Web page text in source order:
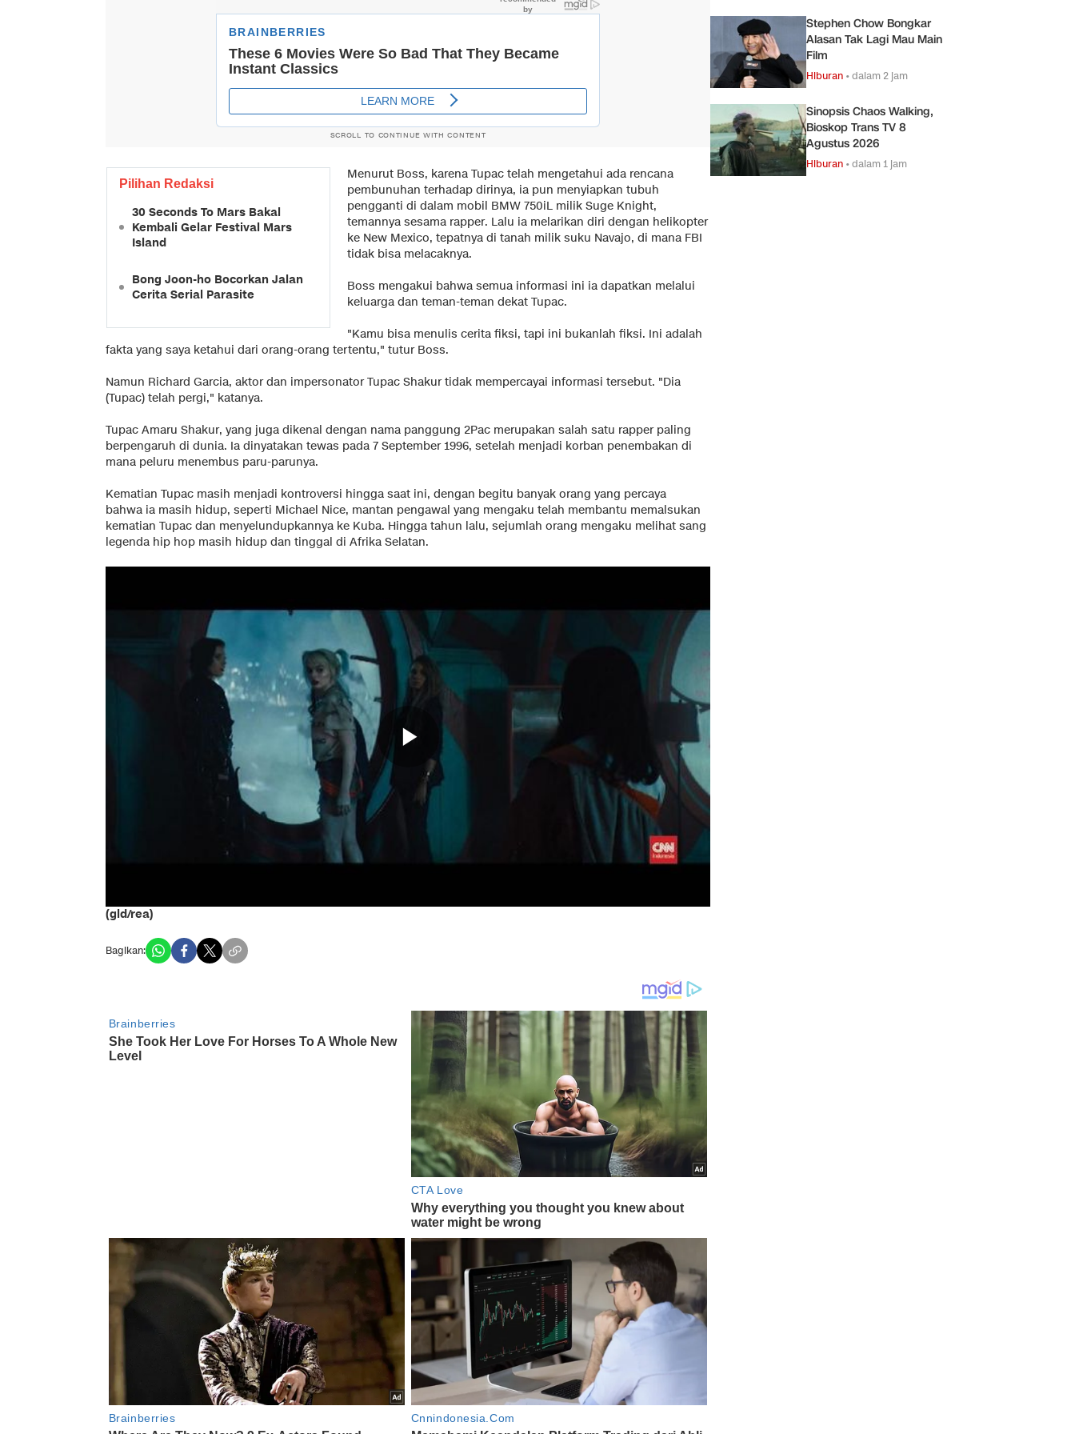
SCROLL TO CONTINUE WITH CONTENT
Pilihan Redaksi
30 Seconds To Mars Bakal
Kembali Gelar Festival Mars
Island
Bong Joon-ho Bocorkan Jalan
Cerita Serial Parasite
Menurut Boss, karena Tupac telah mengetahui ada rencana
pembunuhan terhadap dirinya, ia pun menyiapkan tubuh
pengganti di dalam mobil BMW 750iL milik Suge Knight,
temannya sesama rapper. Lalu ia melarikan diri dengan helikopter
ke New Mexico, tepatnya di tanah milik suku Navajo, di mana FBI
tidak bisa melacaknya.
Boss mengakui bahwa semua informasi ini ia dapatkan melalui
keluarga dan teman-teman dekat Tupac.
"Kamu bisa menulis cerita fiksi, tapi ini bukanlah fiksi. Ini adalah
fakta yang saya ketahui dari orang-orang tertentu," tutur Boss.
Namun Richard Garcia, aktor dan impersonator Tupac Shakur tidak mempercayai informasi tersebut. "Dia
(Tupac) telah pergi," katanya.
Tupac Amaru Shakur, yang juga dikenal dengan nama panggung 2Pac merupakan salah satu rapper paling
berpengaruh di dunia. Ia dinyatakan tewas pada 7 September 1996, setelah menjadi korban penembakan di
mana peluru menembus paru-parunya.
Kematian Tupac masih menjadi kontroversi hingga saat ini, dengan begitu banyak orang yang percaya
bahwa ia masih hidup, seperti Michael Nice, mantan pengawal yang mengaku telah membantu memalsukan
kematian Tupac dan menyelundupkannya ke Kuba. Hingga tahun lalu, sejumlah orang mengaku melihat sang
legenda hip hop masih hidup dan tinggal di Afrika Selatan.
(gld/rea)
Bagikan:
Stephen Chow Bongkar
Alasan Tak Lagi Mau Main
Film
Hiburan •dalam 2 jam
Sinopsis Chaos Walking,
Bioskop Trans TV 8
Agustus 2026
Hiburan •dalam 1 jam